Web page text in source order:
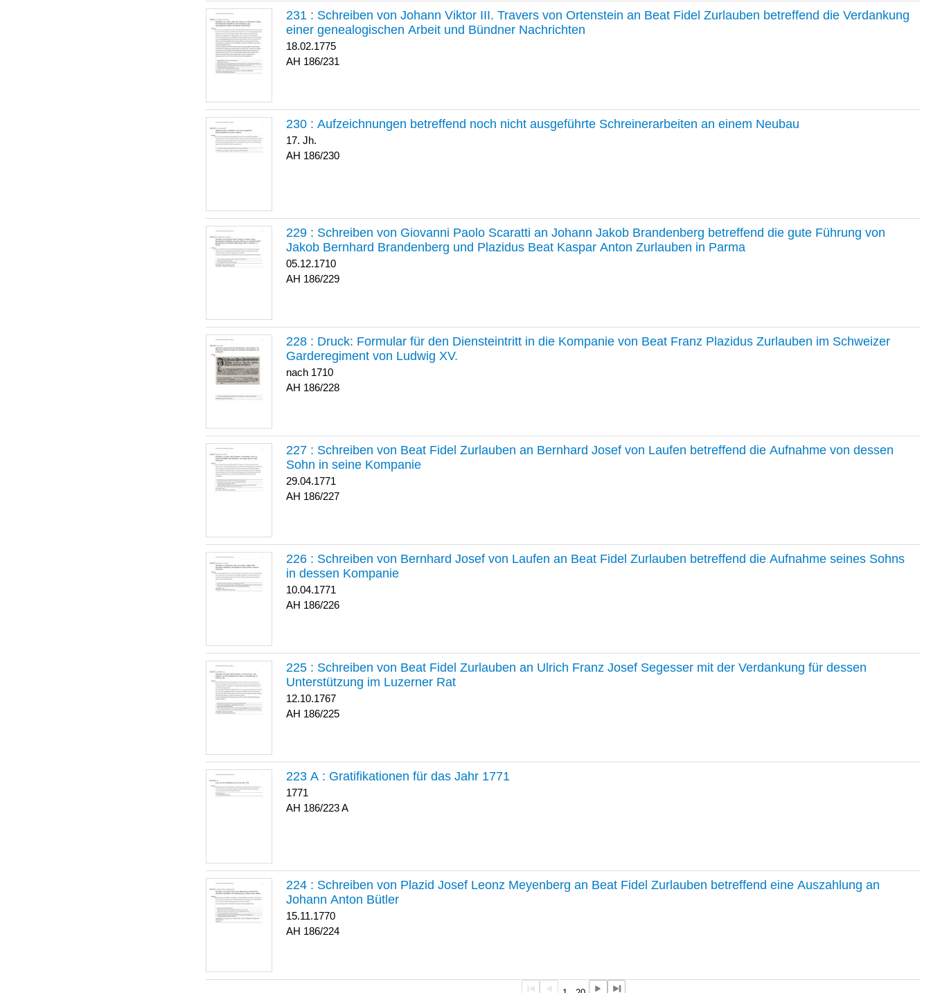
231 : Schreiben von Johann Viktor III. Travers von Ortenstein an Beat Fidel Zurlauben betreffend die Verdankung
einer genealogischen Arbeit und Bündner Nachrichten
18.02.1775
186/231
230 : Aufzeichnungen betreffend noch nicht ausgeführte Schreinerarbeiten an einem Neubau
17. Jh.
186/230
229 : Schreiben von Giovanni Paolo Scaratti an Johann Jakob Brandenberg betreffend die gute Führung von
Jakob Bernhard Brandenberg und Plazidus Beat Kaspar Anton Zurlauben in Parma
05.12.1710
186/229
228 : Druck: Formular für den Diensteintritt in die Kompanie von Beat Franz Plazidus Zurlauben im Schweizer
Garderegiment von Ludwig XV.
nach 1710
186/228
227 : Schreiben von Beat Fidel Zurlauben an Bernhard Josef von Laufen betreffend die Aufnahme von dessen
Sohn in seine Kompanie
29.04.1771
186/227
226 : Schreiben von Bernhard Josef von Laufen an Beat Fidel Zurlauben betreffend die Aufnahme seines Sohns
in dessen Kompanie
10.04.1771
186/226
225 : Schreiben von Beat Fidel Zurlauben an Ulrich Franz Josef Segesser mit der Verdankung für dessen
Unterstützung im Luzerner Rat
12.10.1767
186/225
223 A : Gratifikationen für das Jahr 1771
1771
186/223 A
224 : Schreiben von Plazid Josef Leonz Meyenberg an Beat Fidel Zurlauben betreffend eine Auszahlung an
Johann Anton Bütler
15.11.1770
186/224